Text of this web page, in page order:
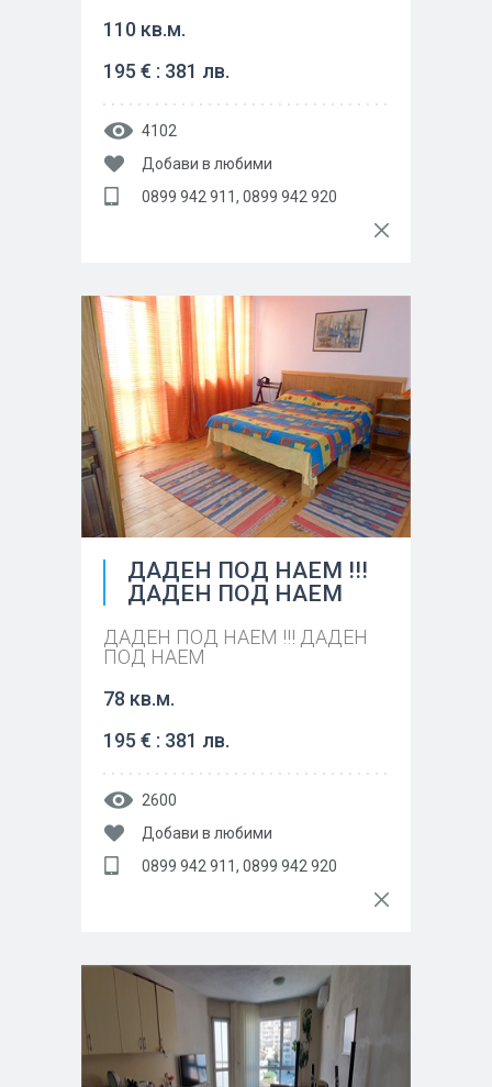
110 кв.м.
195 € : 381 лв.
4102
Добави в любими
0899 942 911, 0899 942 920
ДАДЕН ПОД НАЕМ !!!
ДАДЕН ПОД НАЕМ
ДАДЕН ПОД НАЕМ !!! ДАДЕН
ПОД НАЕМ
78 кв.м.
195 € : 381 лв.
2600
Добави в любими
0899 942 911, 0899 942 920